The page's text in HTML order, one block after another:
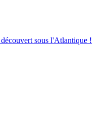
sous l'Atlantique !